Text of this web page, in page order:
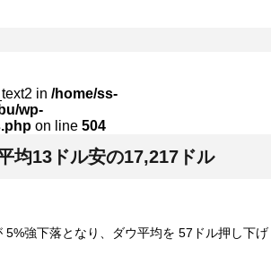
in /home/ss-
wp-
on line 504
均13ドル安の17,217ドル
強下落となり、ダウ平均を 57ドル押し下げ